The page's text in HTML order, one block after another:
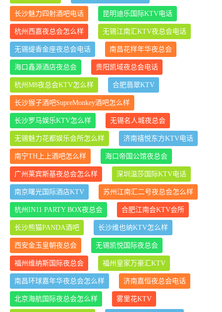
长沙魅力四射酒吧电话 昆明迪乐国际KTV电话
杭州西嘉夜总会怎么样 无锡江南汇KTV夜总会电话
无锡缇香金座夜总会电话 南昌花样年华夜总会
海口鑫源酒店夜总会 贵阳凯域夜总会电话
杭州M8夜总会KTV怎么样 合肥翡翠KTV
长沙猴子酒吧SupreMonkey酒吧怎么样
长沙罗马娱乐KTV怎么样 无锡名人城夜总会
无锡魅力花都娱乐会所怎么样 济南禧悦东方KTV电话
南宁TH上上酒吧怎么样 海口帝国公馆夜总会
广州莱宾斯基夜总会怎么样 深圳温莎国际KTV电话
南京曙光国际酒店KTV 苏州江南汇二号夜总会怎么样
杭州IN11 PARTY BOX夜总会 合肥江南会KTV会所
长沙熊猫PANDA酒吧 长沙维也纳KTV怎么样
西安金玉皇朝夜总会 无锡凯悦国际夜总会
福州维纳斯国际夜总会 福州皇家万豪汇KTV
南昌环球嘉年华夜总会怎么样 济南嘉恒夜总会电话
北京海航国际夜总会怎么样 雾里花KTV